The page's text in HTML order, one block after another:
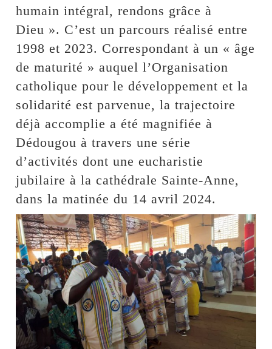
humain intégral, rendons grâce à
Dieu ». C’est un parcours réalisé entre
1998 et 2023. Correspondant à un « âge
de maturité » auquel l’Organisation
catholique pour le développement et la
solidarité est parvenue, la trajectoire
déjà accomplie a été magnifiée à
Dédougou à travers une série
d’activités dont une eucharistie
jubilaire à la cathédrale Sainte-Anne,
dans la matinée du 14 avril 2024.